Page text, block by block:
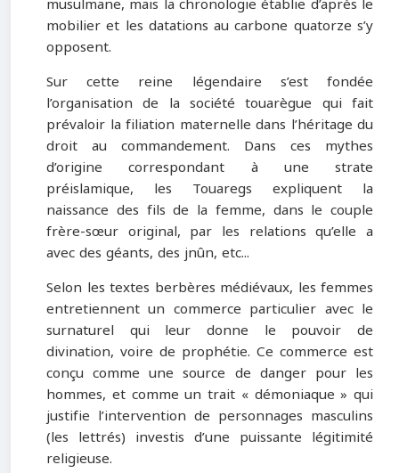
mobilier et les datations au carbone quatorze s’y
opposent.
Sur cette reine légendaire s’est fondée
l’organisation de la société touarègue qui fait
prévaloir la filiation maternelle dans l’héritage du
droit au commandement. Dans ces mythes
d’origine correspondant à une strate
préislamique, les Touaregs expliquent la
naissance des fils de la femme, dans le couple
frère-sœur original, par les relations qu’elle a
avec des géants, des jnûn, etc...
Selon les textes berbères médiévaux, les femmes
entretiennent un commerce particulier avec le
surnaturel qui leur donne le pouvoir de
divination, voire de prophétie. Ce commerce est
conçu comme une source de danger pour les
hommes, et comme un trait « démoniaque » qui
justifie l’intervention de personnages masculins
(les lettrés) investis d’une puissante légitimité
religieuse.